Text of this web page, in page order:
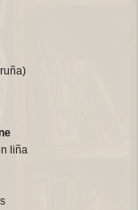
liña